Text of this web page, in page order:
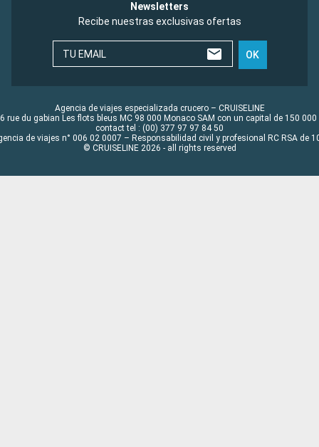
Newsletters
Recibe nuestras exclusivas ofertas
TU EMAIL OK
Agencia de viajes especializada crucero – CRUISELINE
rue du gabian Les flots bleus MC 98 000 Monaco SAM con un capital de 150 000
contact tel : (00) 377 97 97 84 50
de viajes n° 006 02 0007 – Responsabilidad civil y profesional RC RSA de
© CRUISELINE 2026 - all rights reserved